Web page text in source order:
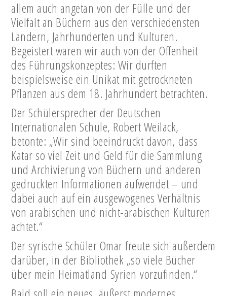
allem auch angetan von der Fülle und der
Vielfalt an Büchern aus den verschiedensten
Ländern, Jahrhunderten und Kulturen.
Begeistert waren wir auch von der Offenheit
des Führungskonzeptes: Wir durften
beispielsweise ein Unikat mit getrockneten
Pflanzen aus dem 18. Jahrhundert betrachten.
Der Schülersprecher der Deutschen
Internationalen Schule, Robert Weilack,
betonte: „Wir sind beeindruckt davon, dass
Katar so viel Zeit und Geld für die Sammlung
und Archivierung von Büchern und anderen
gedruckten Informationen aufwendet – und
dabei auch auf ein ausgewogenes Verhältnis
von arabischen und nicht-arabischen Kulturen
achtet.“
Der syrische Schüler Omar freute sich außerdem
darüber, in der Bibliothek „so viele Bücher
über mein Heimatland Syrien vorzufinden.“